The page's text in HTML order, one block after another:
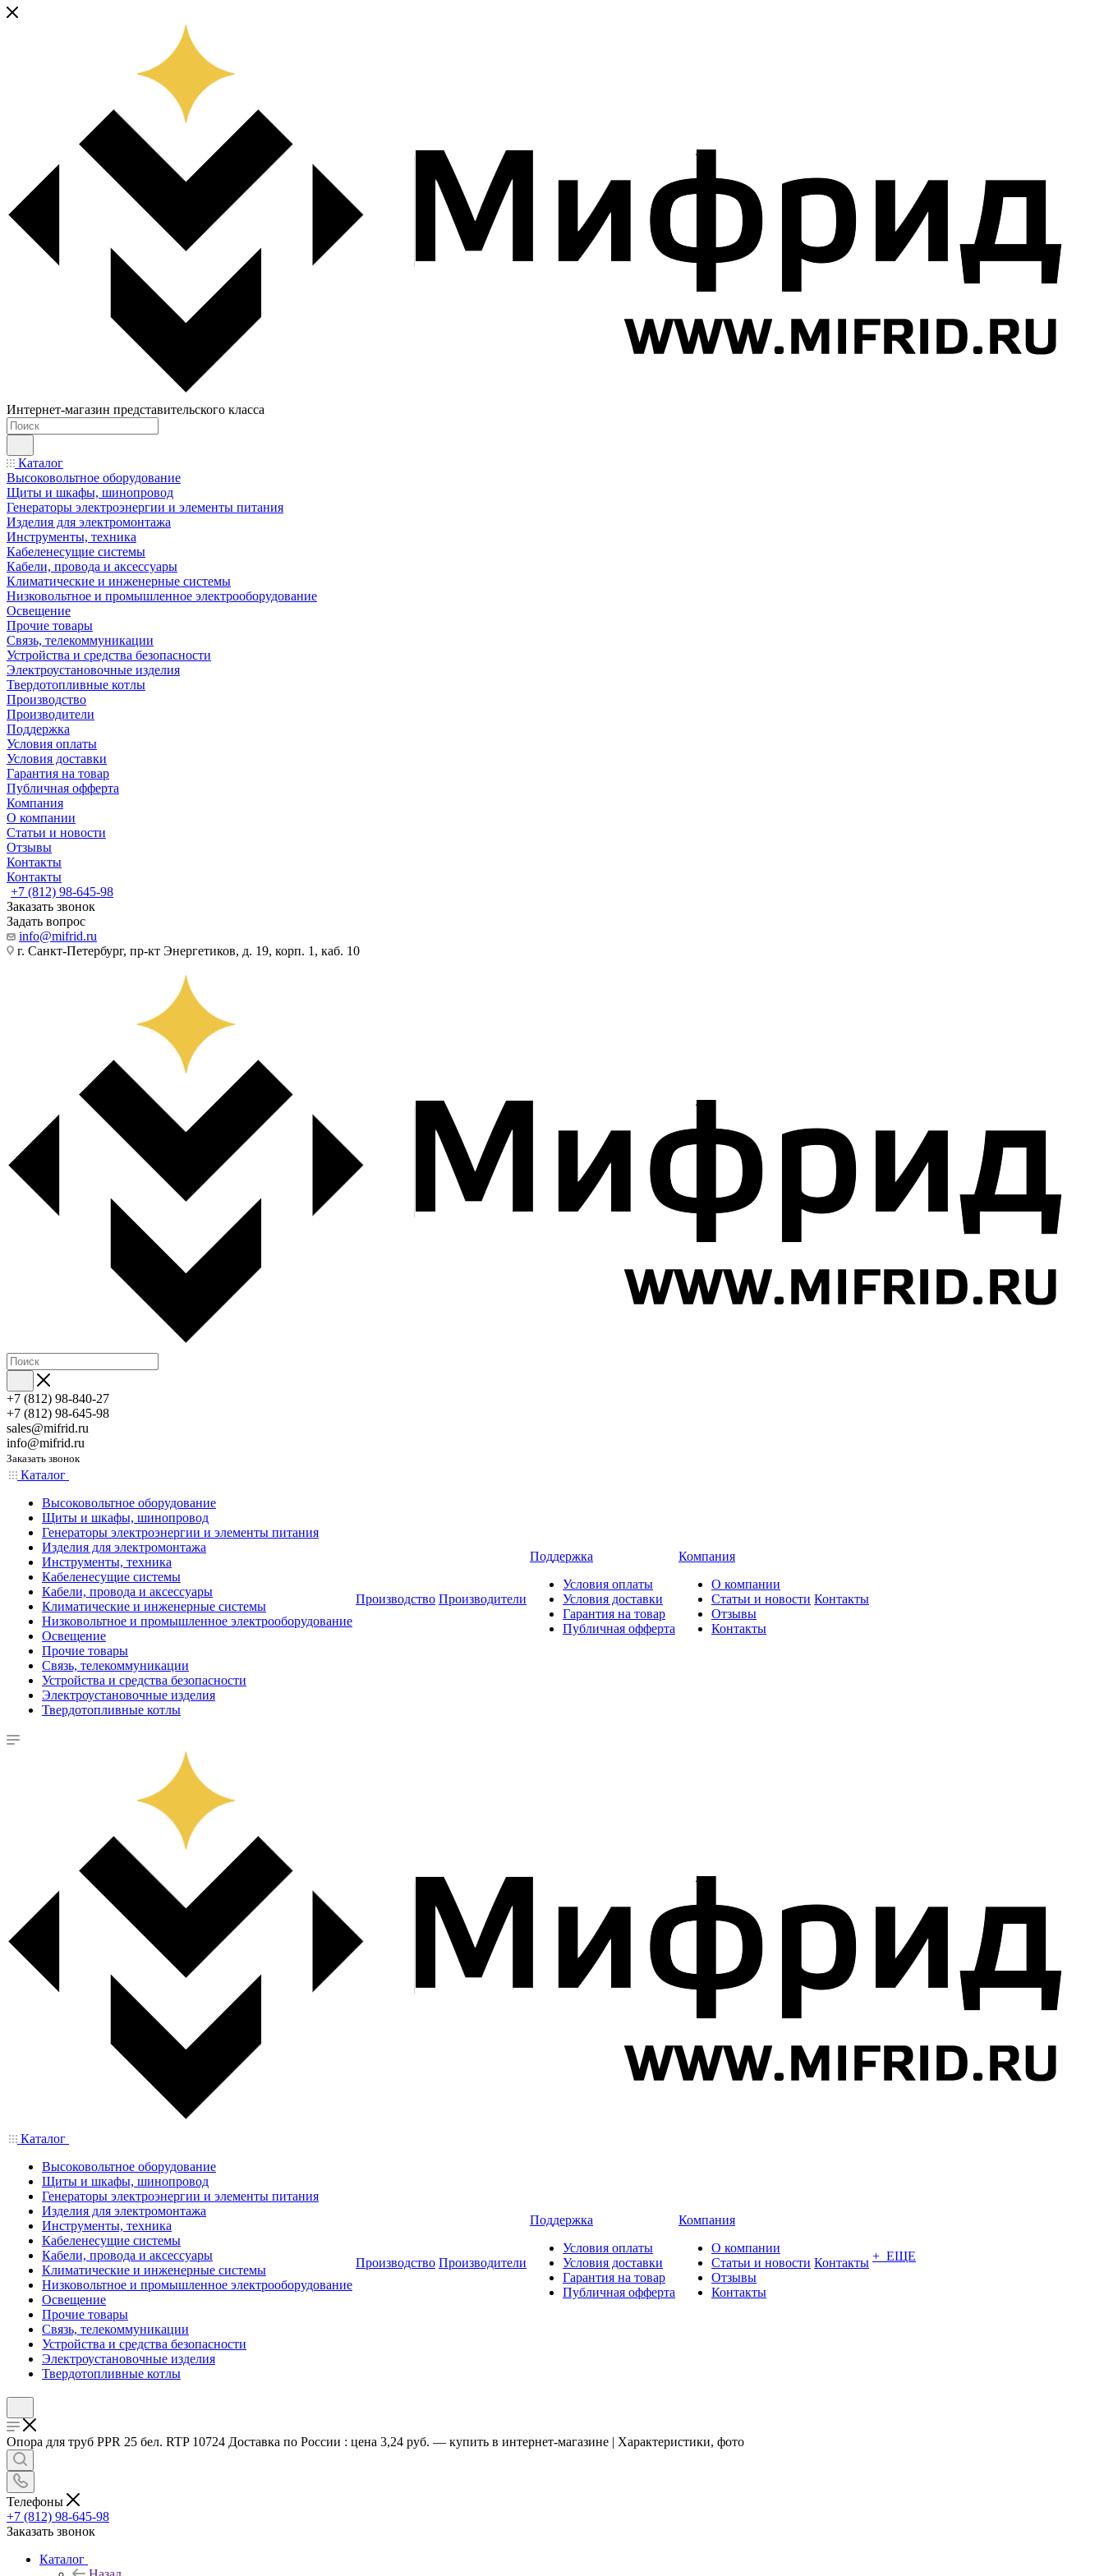
Интернет-магазин представительского класса
Каталог
Высоковольтное оборудование
Щиты и шкафы, шинопровод
Генераторы электроэнергии и элементы питания
Изделия для электромонтажа
Инструменты, техника
Кабеленесущие системы
Кабели, провода и аксессуары
Климатические и инженерные системы
Низковольтное и промышленное электрооборудование
Освещение
Прочие товары
Связь, телекоммуникации
Устройства и средства безопасности
Электроустановочные изделия
Твердотопливные котлы
Производство
Производители
Поддержка
Условия оплаты
Условия доставки
Гарантия на товар
Публичная офферта
Компания
О компании
Статьи и новости
Отзывы
Контакты
Контакты
+7 (812) 98-645-98
Заказать звонок
Задать вопрос
info@mifrid.ru
г. Санкт-Петербург, пр-кт Энергетиков, д. 19, корп. 1, каб. 10
+7 (812) 98-840-27
+7 (812) 98-645-98
sales@mifrid.ru
info@mifrid.ru
Заказать звонок
Каталог
Высоковольтное оборудование
Щиты и шкафы, шинопровод
Генераторы электроэнергии и элементы питания
Изделия для электромонтажа
Инструменты, техника
Кабеленесущие системы
Кабели, провода и аксессуары
Климатические и инженерные системы
Низковольтное и промышленное электрооборудование
Освещение
Прочие товары
Связь, телекоммуникации
Устройства и средства безопасности
Электроустановочные изделия
Твердотопливные котлы
Производство Производители
Поддержка
Условия оплаты
Условия доставки
Гарантия на товар
Публичная офферта
Компания
О компании
Статьи и новости
Отзывы
Контакты
Контакты
Каталог
Высоковольтное оборудование
Щиты и шкафы, шинопровод
Генераторы электроэнергии и элементы питания
Изделия для электромонтажа
Инструменты, техника
Кабеленесущие системы
Кабели, провода и аксессуары
Климатические и инженерные системы
Низковольтное и промышленное электрооборудование
Освещение
Прочие товары
Связь, телекоммуникации
Устройства и средства безопасности
Электроустановочные изделия
Твердотопливные котлы
Производство Производители
Поддержка
Условия оплаты
Условия доставки
Гарантия на товар
Публичная офферта
Компания
О компании
Статьи и новости
Отзывы
Контакты
Контакты + ЕЩЕ
Опора для труб PPR 25 бел. RTP 10724 Доставка по России : цена 3,24 руб. — купить в интернет-магазине | Характеристики, фото
Телефоны
+7 (812) 98-645-98
Заказать звонок
Каталог